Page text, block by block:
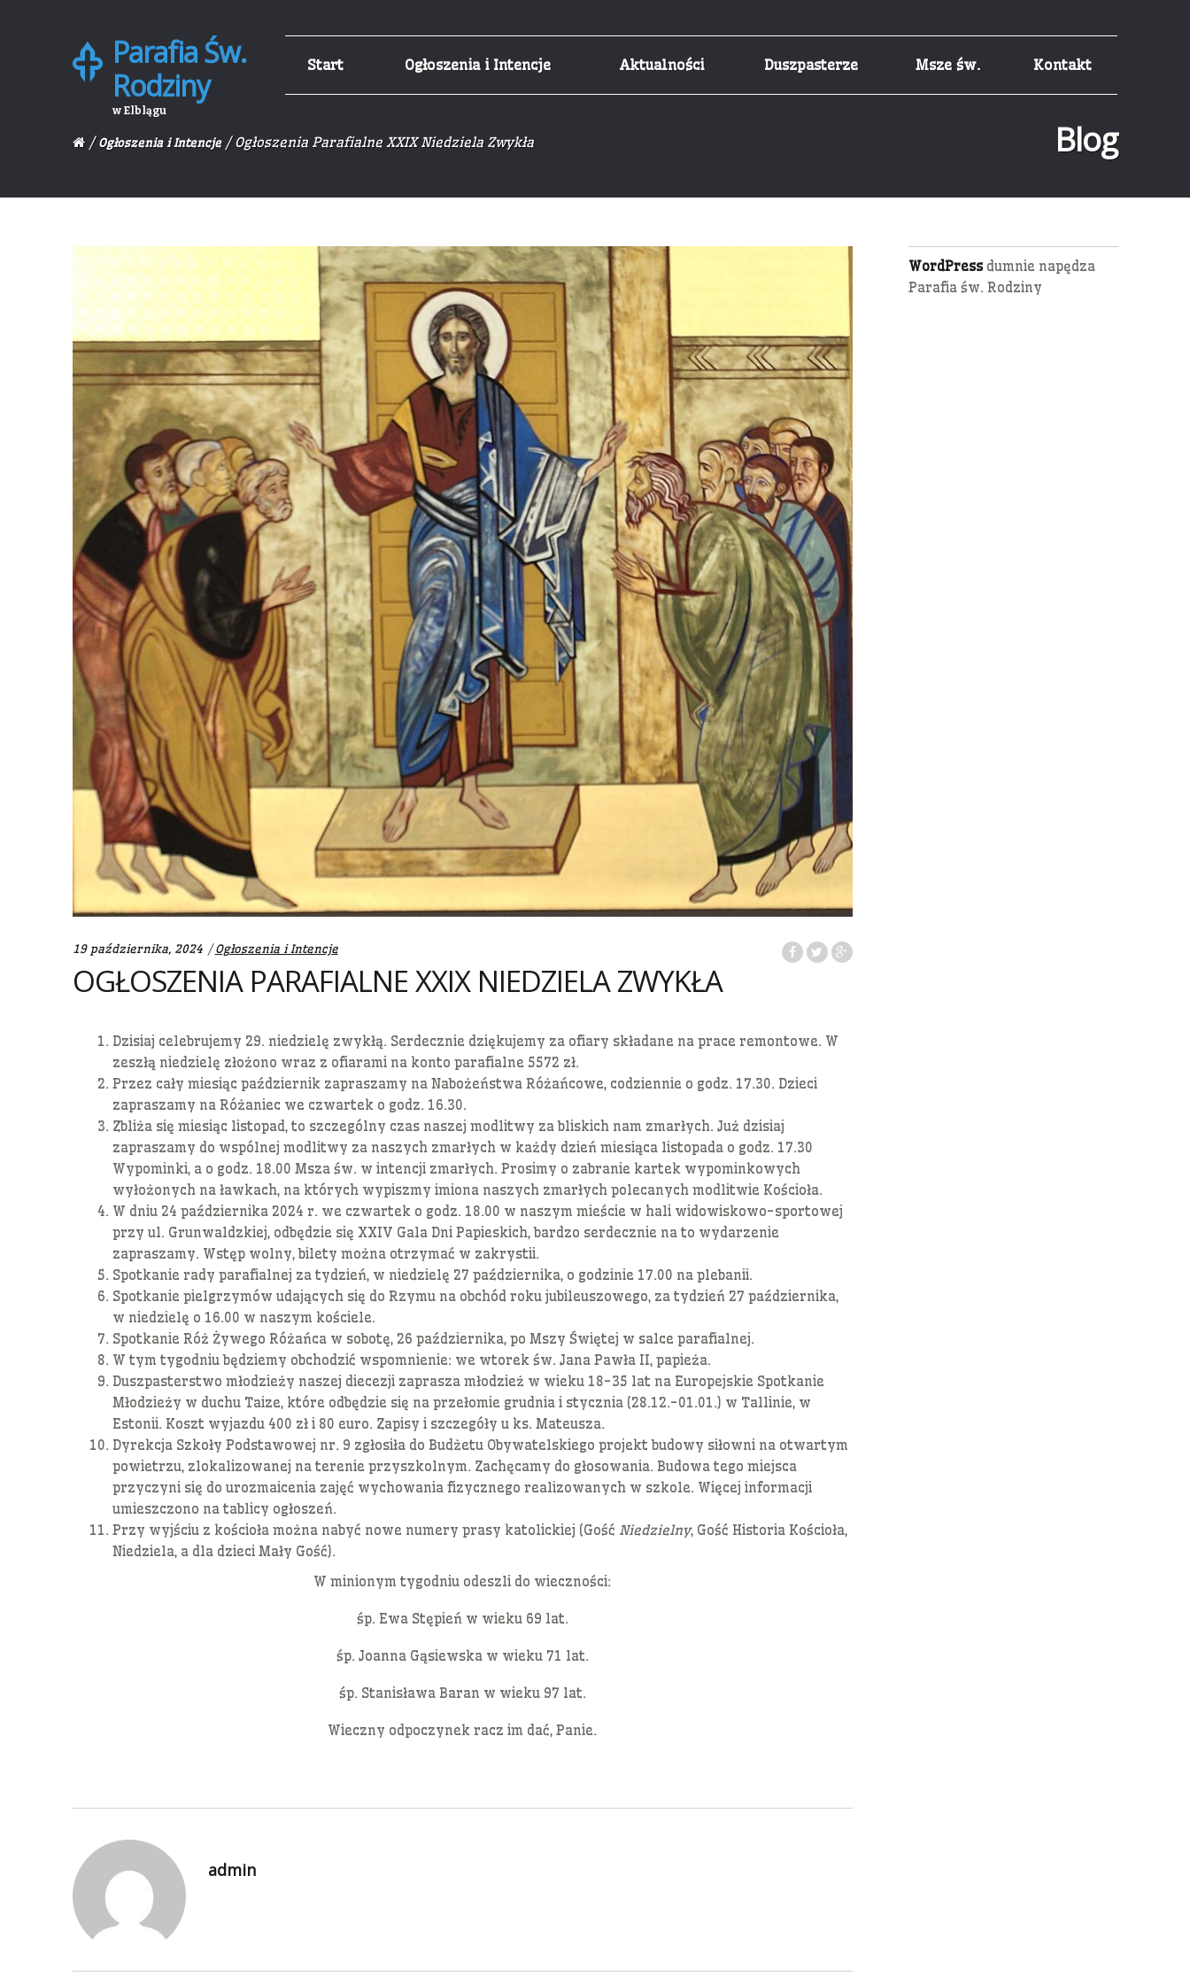
Skip
to
navigation
Skip
to
content
Parafia Św.
Rodziny
w Elblągu
Start Ogłoszenia i Intencje Aktualności Duszpasterze Msze św. Kontakt
/Ogłoszenia i Intencje/ Ogłoszenia Parafialne XXIX Niedziela Zwykła Blog
19 października, 2024 Categories:
Ogłoszenia i Intencje
OGŁOSZENIA PARAFIALNE XXIX NIEDZIELA ZWYKŁA
Dzisiaj celebrujemy 29. niedzielę zwykłą. Serdecznie dziękujemy za ofiary składane na prace remontowe. W
zeszłą niedzielę złożono wraz z ofiarami na konto parafialne 5572 zł.
Przez cały miesiąc październik zapraszamy na Nabożeństwa Różańcowe, codziennie o godz. 17.30. Dzieci
zapraszamy na Różaniec we czwartek o godz. 16.30.
Zbliża się miesiąc listopad, to szczególny czas naszej modlitwy za bliskich nam zmarłych. Już dzisiaj
zapraszamy do wspólnej modlitwy za naszych zmarłych w każdy dzień miesiąca listopada o godz. 17.30
Wypominki, a o godz. 18.00 Msza św. w intencji zmarłych. Prosimy o zabranie kartek wypominkowych
wyłożonych na ławkach, na których wypiszmy imiona naszych zmarłych polecanych modlitwie Kościoła.
W dniu 24 października 2024 r. we czwartek o godz. 18.00 w naszym mieście w hali widowiskowo-sportowej
przy ul. Grunwaldzkiej, odbędzie się XXIV Gala Dni Papieskich, bardzo serdecznie na to wydarzenie
zapraszamy. Wstęp wolny, bilety można otrzymać w zakrystii.
Spotkanie rady parafialnej za tydzień, w niedzielę 27 października, o godzinie 17.00 na plebanii.
Spotkanie pielgrzymów udających się do Rzymu na obchód roku jubileuszowego, za tydzień 27 października,
w niedzielę o 16.00 w naszym kościele.
Spotkanie Róż Żywego Różańca w sobotę, 26 października, po Mszy Świętej w salce parafialnej.
W tym tygodniu będziemy obchodzić wspomnienie: we wtorek św. Jana Pawła II, papieża.
Duszpasterstwo młodzieży naszej diecezji zaprasza młodzież w wieku 18-35 lat na Europejskie Spotkanie
Młodzieży w duchu Taize, które odbędzie się na przełomie grudnia i stycznia (28.12.-01.01.) w Tallinie, w
Estonii. Koszt wyjazdu 400 zł i 80 euro. Zapisy i szczegóły u ks. Mateusza.
Dyrekcja Szkoły Podstawowej nr. 9 zgłosiła do Budżetu Obywatelskiego projekt budowy siłowni na otwartym
powietrzu, zlokalizowanej na terenie przyszkolnym. Zachęcamy do głosowania. Budowa tego miejsca
przyczyni się do urozmaicenia zajęć wychowania fizycznego realizowanych w szkole. Więcej informacji
umieszczono na tablicy ogłoszeń.
Przy wyjściu z kościoła można nabyć nowe numery prasy katolickiej (Gość Niedzielny, Gość Historia Kościoła,
Niedziela, a dla dzieci Mały Gość).
W minionym tygodniu odeszli do wieczności:
śp. Ewa Stępień w wieku 69 lat.
śp. Joanna Gąsiewska w wieku 71 lat.
śp. Stanisława Baran w wieku 97 lat.
Wieczny odpoczynek racz im dać, Panie.
admin
WordPress dumnie napędza
Parafia św. Rodziny